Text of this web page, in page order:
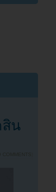
สิน
COMMENTS